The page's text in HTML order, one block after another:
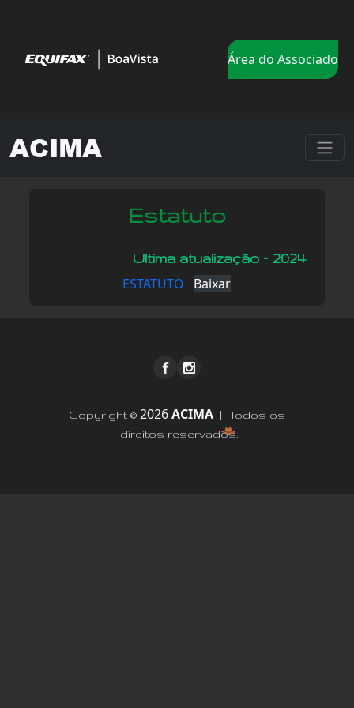
Área do Associado
ACIMA
Estatuto
Ultima atualização – 2024
ESTATUTO Baixar
Copyright © 2026ACIMA | Todos os
direitos reservados.